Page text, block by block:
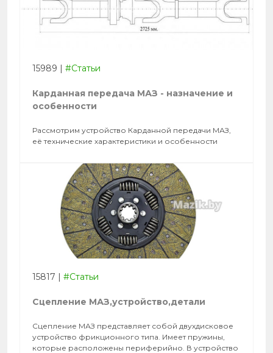
15989 | #Статьи
Карданная передача МАЗ - назначение и
особенности
Рассмотрим устройство Карданной передачи МАЗ,
её технические характеристики и особенности
15817 | #Статьи
Сцепление МАЗ,устройство,детали
Сцепление МАЗ представляет собой двухдисковое
устройство фрикционного типа. Имеет пружины,
которые расположены периферийно. В устройство